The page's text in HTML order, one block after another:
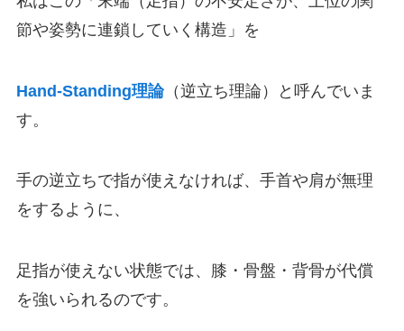
節や姿勢に連鎖していく構造」を
Hand-Standing理論（逆立ち理論）と呼んでいま
す。
手の逆立ちで指が使えなければ、手首や肩が無理
をするように、
足指が使えない状態では、膝・骨盤・背骨が代償
を強いられるのです。